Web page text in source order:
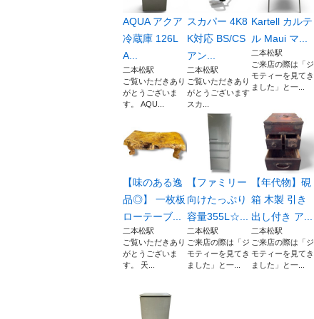
AQUA アクア
冷蔵庫 126L
A...
二本松駅
ご覧いただきあり
がとうございま
す。 AQU...
スカパー 4K8
K対応 BS/CS
アン...
二本松駅
ご覧いただきあり
がとうございます
スカ...
Kartell カルテ
ル Maui マ...
二本松駅
ご来店の際は「ジ
モティーを見てき
ました」と一...
【味のある逸
品◎】 一枚板
ローテーブ...
二本松駅
ご覧いただきあり
がとうございま
す。 天...
【ファミリー
向けたっぷり
容量355L☆...
二本松駅
ご来店の際は「ジ
モティーを見てき
ました」と一...
【年代物】硯
箱 木製 引き
出し付き ア...
二本松駅
ご来店の際は「ジ
モティーを見てき
ました」と一...